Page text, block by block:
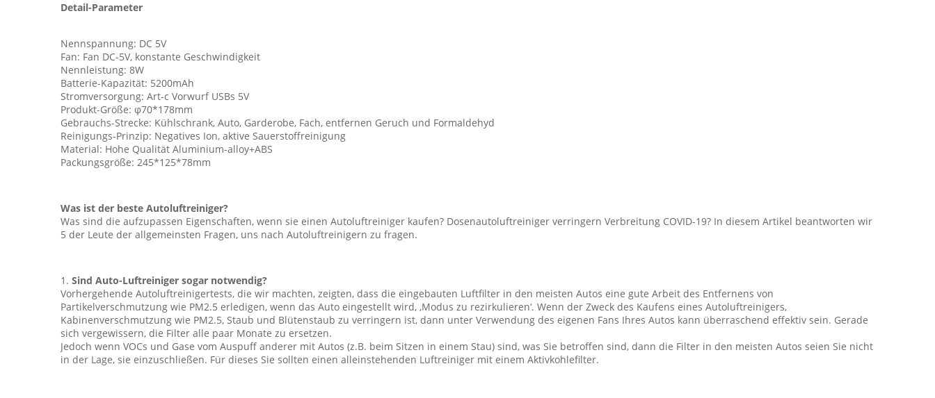
Detail-Parameter
Nennspannung: DC 5V
Fan: Fan DC-5V, konstante Geschwindigkeit
Nennleistung: 8W
Batterie-Kapazität: 5200mAh
Stromversorgung: Art-c Vorwurf USBs 5V
Produkt-Größe: φ70*178mm
Gebrauchs-Strecke: Kühlschrank, Auto, Garderobe, Fach, entfernen Geruch und Formaldehyd
Reinigungs-Prinzip: Negatives Ion, aktive Sauerstoffreinigung
Material: Hohe Qualität Aluminium-alloy+ABS
Packungsgröße: 245*125*78mm
Was ist der beste Autoluftreiniger?
Was sind die aufzupassen Eigenschaften, wenn sie einen Autoluftreiniger kaufen? Dosenautoluftreiniger verringern Verbreitung COVID-19? In diesem Artikel beantworten wir
5 der Leute der allgemeinsten Fragen, uns nach Autoluftreinigern zu fragen.
1. Sind Auto-Luftreiniger sogar notwendig?
Vorhergehende Autoluftreinigertests, die wir machten, zeigten, dass die eingebauten Luftfilter in den meisten Autos eine gute Arbeit des Entfernens von
Partikelverschmutzung wie PM2.5 erledigen, wenn das Auto eingestellt wird, ‚Modus zu rezirkulieren‘. Wenn der Zweck des Kaufens eines Autoluftreinigers,
Kabinenverschmutzung wie PM2.5, Staub und Blütenstaub zu verringern ist, dann unter Verwendung des eigenen Fans Ihres Autos kann überraschend effektiv sein. Gerade
sich vergewissern, die Filter alle paar Monate zu ersetzen.
Jedoch wenn VOCs und Gase vom Auspuff anderer mit Autos (z.B. beim Sitzen in einem Stau) sind, was Sie betroffen sind, dann die Filter in den meisten Autos seien Sie nicht
in der Lage, sie einzuschließen. Für dieses Sie sollten einen alleinstehenden Luftreiniger mit einem Aktivkohlefilter.